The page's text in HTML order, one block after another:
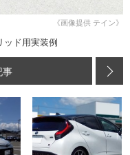
《画像提供 テイン》
ッド用実装例
事